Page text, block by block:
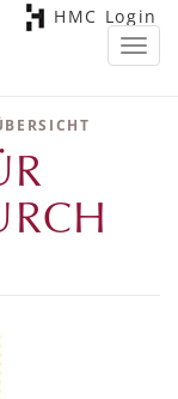
HMC Login